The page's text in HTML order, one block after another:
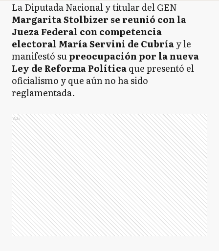
La Diputada Nacional y titular del GEN
Margarita Stolbizer se reunió con la
Jueza Federal con competencia
electoral María Servini de Cubríay le
manifestó supreocupación por la nueva
Ley de Reforma Políticaque presentó el
oficialismo y que aún no ha sido
reglamentada.
Ads